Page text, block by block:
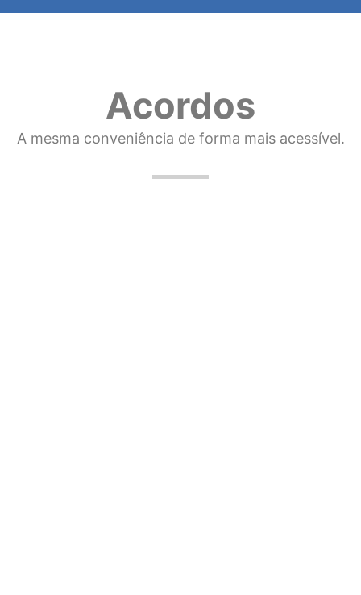
Acordos
A mesma conveniência de forma mais acessível.